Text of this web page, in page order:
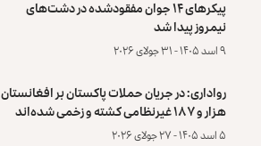
پیکرهای ۱۴ جوان مفقودشده در دشت‌های
نیمروز پیدا شد
۹ اسد ۱۴۰۵ - ۳۱ جولای ۲۰۲۶
رواداری: در جریان حملات پاکستان بر افغانستان
هزار و ۱۸۷ غیرنظامی کشته و زخمی شده‌اند
۵ اسد ۱۴۰۵ - ۲۷ جولای ۲۰۲۶